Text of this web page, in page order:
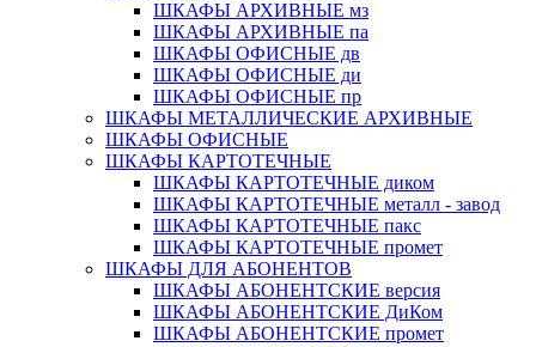
ШКАФЫ АРХИВНЫЕ мз
ШКАФЫ АРХИВНЫЕ па
ШКАФЫ ОФИСНЫЕ дв
ШКАФЫ ОФИСНЫЕ ди
ШКАФЫ ОФИСНЫЕ пр
ШКАФЫ МЕТАЛЛИЧЕСКИЕ АРХИВНЫЕ
ШКАФЫ ОФИСНЫЕ
ШКАФЫ КАРТОТЕЧНЫЕ
ШКАФЫ КАРТОТЕЧНЫЕ диком
ШКАФЫ КАРТОТЕЧНЫЕ металл - завод
ШКАФЫ КАРТОТЕЧНЫЕ пакс
ШКАФЫ КАРТОТЕЧНЫЕ промет
ШКАФЫ ДЛЯ АБОНЕНТОВ
ШКАФЫ АБОНЕНТСКИЕ версия
ШКАФЫ АБОНЕНТСКИЕ ДиКом
ШКАФЫ АБОНЕНТСКИЕ промет